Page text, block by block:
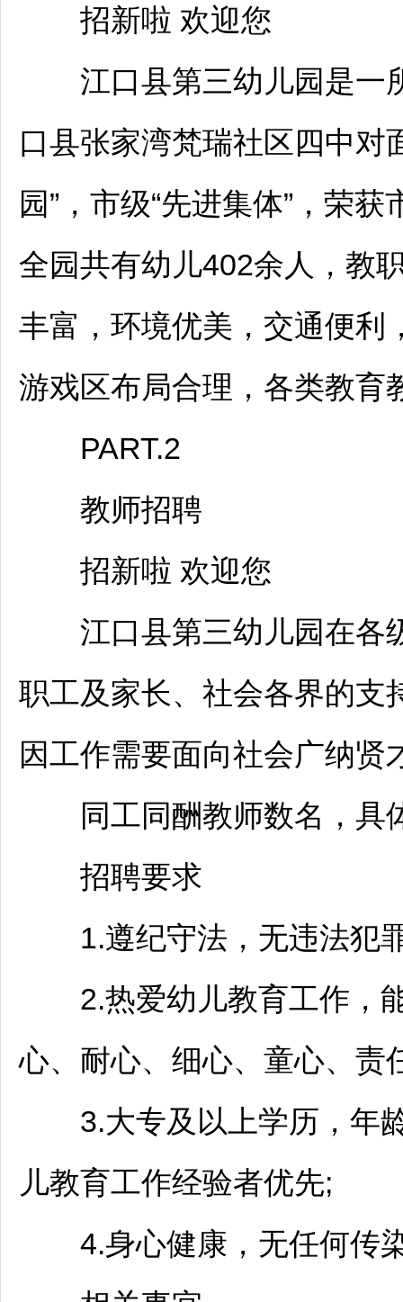
招新啦 欢迎您
江口县第三幼儿园是一
口县张家湾梵瑞社区四中对
园”，市级“先进集体”，荣
全园共有幼儿402余人，教
丰富，环境优美，交通便利
游戏区布局合理，各类教育
PART.2
教师招聘
招新啦 欢迎您
江口县第三幼儿园在各
职工及家长、社会各界的支
因工作需要面向社会广纳贤
同工同酬教师数名，具
招聘要求
1.遵纪守法，无违法犯
2.热爱幼儿教育工作，能
心、耐心、细心、童心、责
3.大专及以上学历，年
儿教育工作经验者优先;
4.身心健康，无任何传